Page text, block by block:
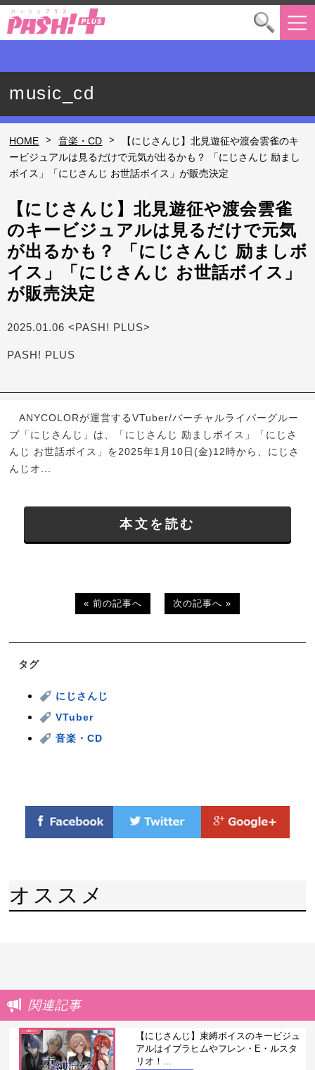
music_cd
HOME > 音楽・CD >
【にじさんじ】北見遊征や渡会雲雀のキ
ービジュアルは見るだけで元気が出るかも？ 「にじさんじ 励まし
ボイス」「にじさんじ お世話ボイス」が販売決定
【にじさんじ】北見遊征や渡会雲雀
のキービジュアルは見るだけで元気
が出るかも？ 「にじさんじ 励ましボ
イス」「にじさんじ お世話ボイス」
が販売決定
2025.01.06 <PASH! PLUS>
PASH! PLUS
ANYCOLORが運営するVTuber/バーチャルライバーグルー
プ「にじさんじ」は、「にじさんじ 励ましボイス」「にじさ
んじ お世話ボイス」を2025年1月10日(金)12時から、にじさ
んじオ...
本文を読む
« 前の記事へ 次の記事へ »
タグ
にじさんじ
VTuber
音楽・CD
オススメ
関連記事
【にじさんじ】束縛ボイスのキービジュ
アルはイブラヒムやフレン・E・ルスタ
リオ！...